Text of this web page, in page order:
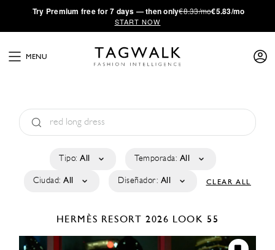
·Try Premium free for 7 days — then only€8.33/mo€5.83/mo
START NOW
MENU
Tipo: All Temporada: All
Ciudad: All Diseñador: All CLEAR ALL
HERMÈS RESORT 2026 LOOK 55